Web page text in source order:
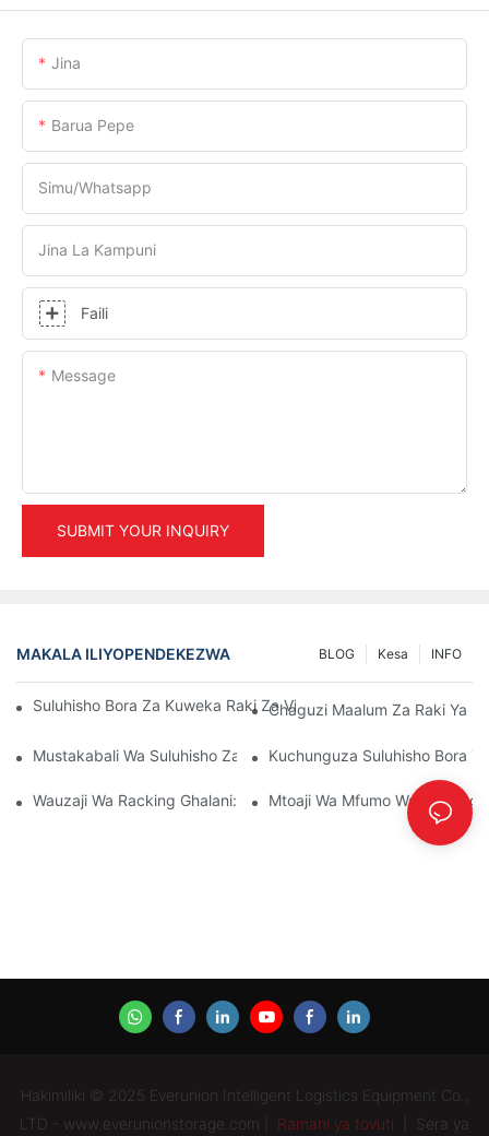
Jina
Barua Pepe
Simu/whatsapp
Jina La Kampuni
Faili
Message
SUBMIT YOUR INQUIRY
MAKALA ILIYOPENDEKEZWA INFO
Kesa
BLOG
Suluhisho Bora Za Kuweka Raki Za Viwandani Kwa Usimamizi
Chaguzi Maalum Za Raki Ya
Mustakabali Wa Suluhisho Za Raki Za Pallet: Mitindo Na Ubunifu
Kuchunguza Suluhisho Bora
Wauzaji Wa Racking Ghalani: Mambo Ya Kutafuta
Mtoaji Wa Mfumo Wa
Hakimiliki © 2025 Everunion Intelligent Logistics Equipment Co.,
LTD - www.everunionstorage.com |
Ramani ya tovuti Sera ya